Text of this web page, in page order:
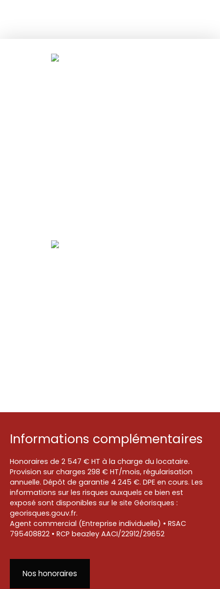
Informations complémentaires
Honoraires de 2 547 € HT à la charge du locataire.
Provision sur charges 298 € HT/mois, régularisation
annuelle. Dépôt de garantie 4 245 €. DPE en cours. Les
informations sur les risques auxquels ce bien est
exposé sont disponibles sur le site Géorisques :
georisques.gouv.fr.
Agent commercial (Entreprise individuelle) • RSAC
795408822 • RCP beazley AACI/22912/29652
Nos honoraires